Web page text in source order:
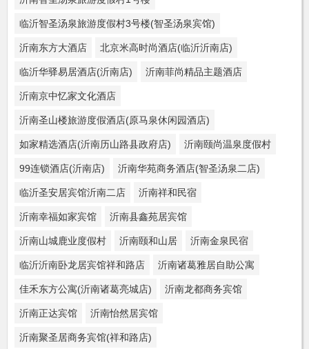
临沂智圣汤泉旅游度假村3号楼(智圣汤泉宾馆)
沂南东方大酒店 北京米高时尚酒店(临沂沂南店)
临沂华驿易居酒店(沂南店) 沂南菲尚精品主题酒店
沂南京中忆家文化酒店
沂南圣山楼旅游度假酒店(原马泉休闲园酒店)
如家精选酒店(沂南历山路县政府店) 沂南颐尚温泉度假村
99连锁酒店(沂南店) 沂南华苑商务酒店(智圣汤泉二店)
临沂圣安居宾馆沂南二店 沂南祥和民宿
沂南幸福如家宾馆 沂南县鑫苑居宾馆
沂南山城鹿业度假村 沂南颐和山居 沂南金泉民宿
临沂沂南卧龙居宾馆祥和路店 沂南诸葛雅居自助公寓
佳禾东方公寓(沂南诸葛亮城店) 沂南龙都商务宾馆
沂南正达宾馆 沂南怡然居宾馆
沂南聚圣居商务宾馆(祥和路店)